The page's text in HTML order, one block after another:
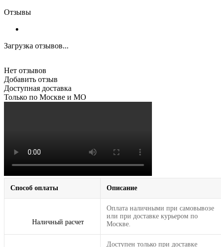
Отзывы
Загрузка отзывов...
Нет отзывов
Добавить отзыв
Доступная доставка
Только по Москве и МО
Способ оплаты Описание
Наличный расчет
Оплата наличными при самовывозе
или при доставке курьером по
Москве.
Доступен только при доставке